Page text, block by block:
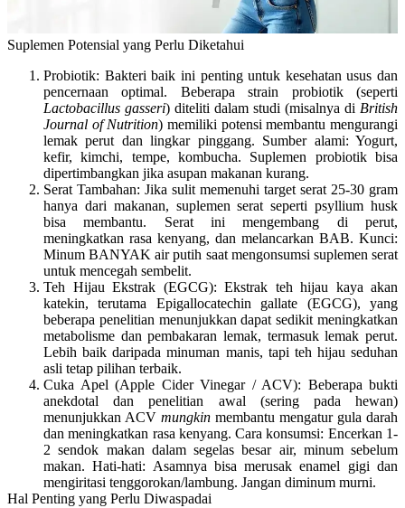
Suplemen Potensial yang Perlu Diketahui
Probiotik: Bakteri baik ini penting untuk kesehatan usus dan
pencernaan optimal. Beberapa strain probiotik (seperti
Lactobacillus gasseri) diteliti dalam studi (misalnya di British
Journal of Nutrition) memiliki potensi membantu mengurangi
lemak perut dan lingkar pinggang. Sumber alami: Yogurt,
kefir, kimchi, tempe, kombucha. Suplemen probiotik bisa
dipertimbangkan jika asupan makanan kurang.
Serat Tambahan: Jika sulit memenuhi target serat 25-30 gram
hanya dari makanan, suplemen serat seperti psyllium husk
bisa membantu. Serat ini mengembang di perut,
meningkatkan rasa kenyang, dan melancarkan BAB. Kunci:
Minum BANYAK air putih saat mengonsumsi suplemen serat
untuk mencegah sembelit.
Teh Hijau Ekstrak (EGCG): Ekstrak teh hijau kaya akan
katekin, terutama Epigallocatechin gallate (EGCG), yang
beberapa penelitian menunjukkan dapat sedikit meningkatkan
metabolisme dan pembakaran lemak, termasuk lemak perut.
Lebih baik daripada minuman manis, tapi teh hijau seduhan
asli tetap pilihan terbaik.
Cuka Apel (Apple Cider Vinegar / ACV): Beberapa bukti
anekdotal dan penelitian awal (sering pada hewan)
menunjukkan ACV mungkin membantu mengatur gula darah
dan meningkatkan rasa kenyang. Cara konsumsi: Encerkan 1-
2 sendok makan dalam segelas besar air, minum sebelum
makan.Hati-hati: Asamnya bisa merusak enamel gigi dan
mengiritasi tenggorokan/lambung. Jangan diminum murni.
Hal Penting yang Perlu Diwaspadai